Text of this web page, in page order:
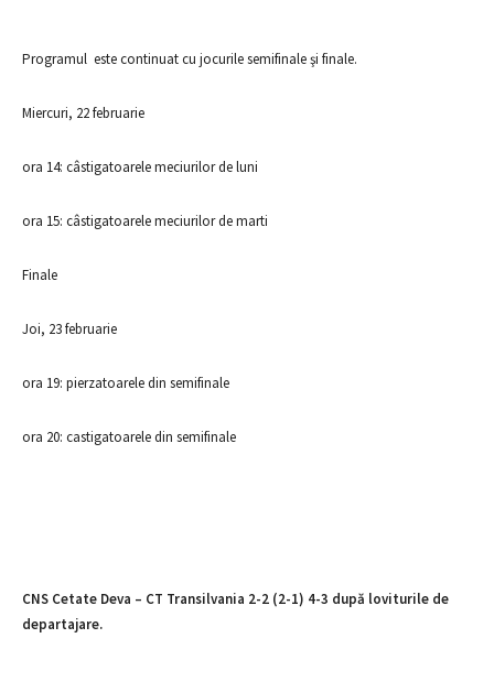
Programul este continuat cu jocurile semifinale şi finale.
Miercuri, 22 februarie
ora 14: câstigatoarele meciurilor de luni
ora 15: câstigatoarele meciurilor de marti
Finale
Joi, 23 februarie
ora 19: pierzatoarele din semifinale
ora 20: castigatoarele din semifinale
CNS Cetate Deva – CT Transilvania 2-2 (2-1) 4-3 după loviturile de
departajare.